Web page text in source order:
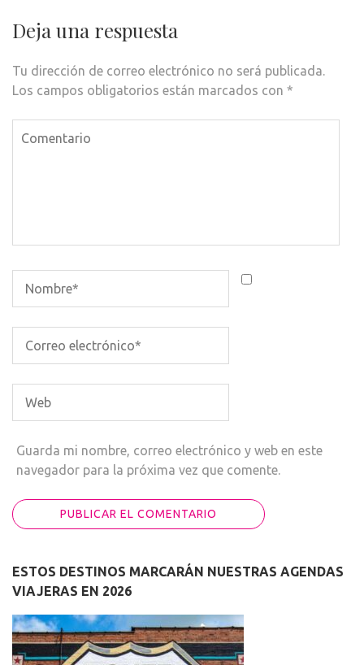
Deja una respuesta
Tu dirección de correo electrónico no será publicada.
Los campos obligatorios están marcados con *
Guarda mi nombre, correo electrónico y web en este
navegador para la próxima vez que comente.
ESTOS DESTINOS MARCARÁN NUESTRAS AGENDAS
VIAJERAS EN 2026